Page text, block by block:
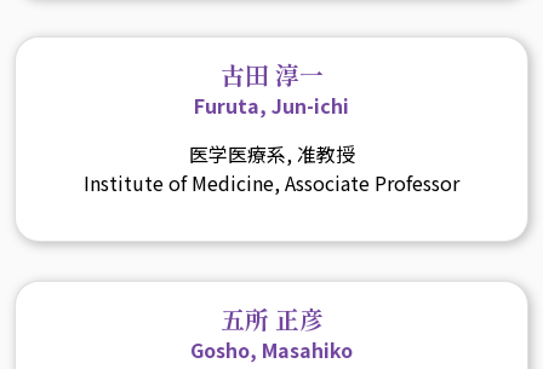
古田 淳一
Furuta, Jun-ichi
医学医療系, 准教授
Institute of Medicine, Associate Professor
五所 正彦
Gosho, Masahiko